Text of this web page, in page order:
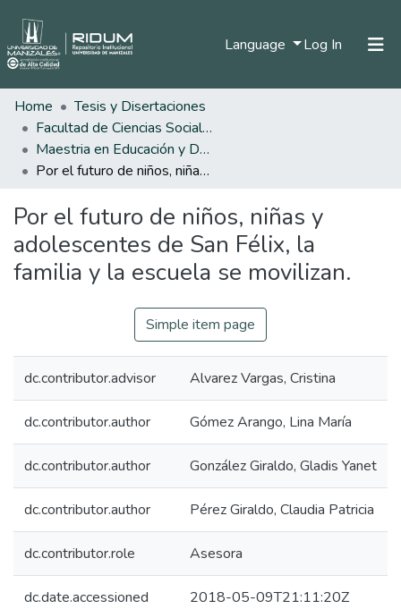
Language Log In (current)
Home
Tesis y Disertaciones
Facultad de Ciencias Sociales y Humanas
Maestria en Educación y Desarrollo Humano
Por el futuro de niños, niñas y adolescentes de San Félix, la familia y la escuela se movilizan.
Por el futuro de niños, niñas y
adolescentes de San Félix, la
familia y la escuela se movilizan.
Simple item page
dc.contributor.advisor Alvarez Vargas, Cristina
dc.contributor.author Gómez Arango, Lina María
dc.contributor.author González Giraldo, Gladis Yanet
dc.contributor.author Pérez Giraldo, Claudia Patricia
dc.contributor.role Asesora
dc.date.accessioned 2018-05-09T21:11:20Z